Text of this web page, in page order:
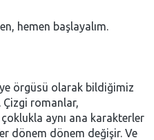
hemen başlayalım.
örgüsü olarak bildiğimiz
Çizgi romanlar,
aynı ana karakterler
dönem dönem değişir. Ve